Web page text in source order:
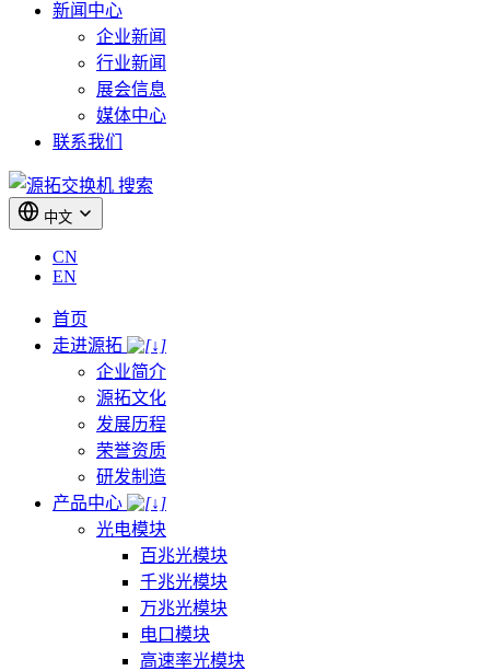
新闻中心
企业新闻
行业新闻
展会信息
媒体中心
联系我们
搜索
中文
CN
EN
首页
走进源拓
企业简介
源拓文化
发展历程
荣誉资质
研发制造
产品中心
光电模块
百兆光模块
千兆光模块
万兆光模块
电口模块
高速率光模块